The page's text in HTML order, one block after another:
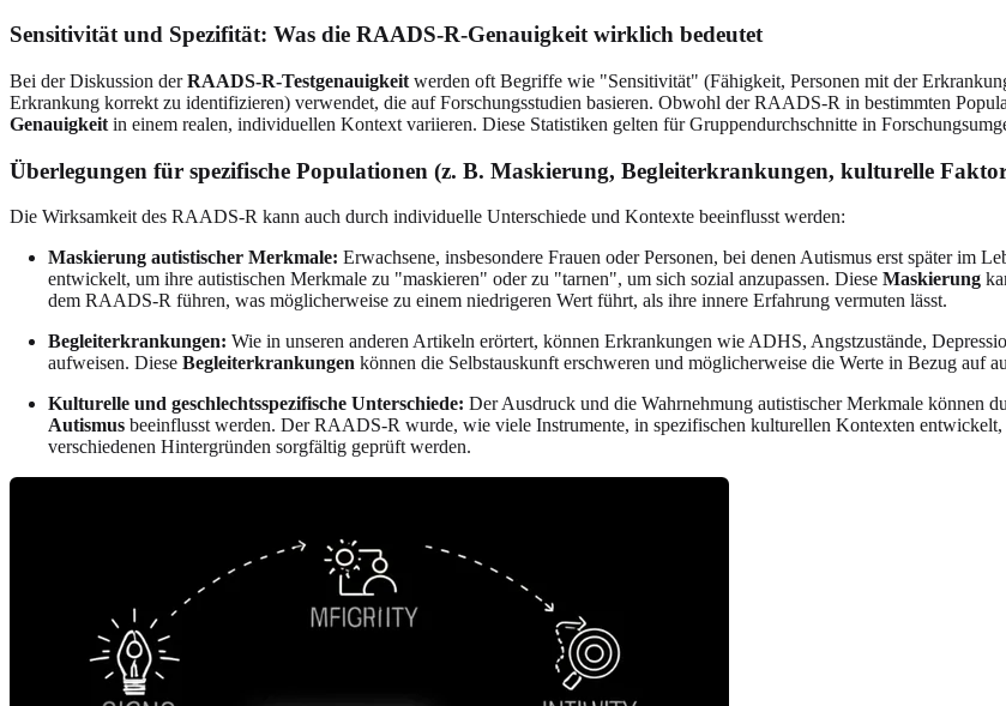
Sensitivität und Spezifität: Was die RAADS-R-Genauigkeit wirklich bedeutet
Bei der Diskussion derRAADS-R-Testgenauigkeit werden oft Begriffe wie "Sensitivität" (Fähigkeit, Personen mit der
Erkrankung korrekt zu identifizieren) verwendet, die auf Forschungsstudien basieren. Obwohl der RAADS-R in bestimmten
Genauigkeit in einem realen, individuellen Kontext variieren. Diese Statistiken gelten für Gruppendurchschnitte in
Überlegungen für spezifische Populationen (z. B. Maskierung, Begleiterkrankungen, kulturelle
Die Wirksamkeit des RAADS-R kann auch durch individuelle Unterschiede und Kontexte beeinflusst werden:
Maskierung autistischer Merkmale: Erwachsene, insbesondere Frauen oder Personen, bei denen Autismus erst später im
entwickelt, um ihre autistischen Merkmale zu "maskieren" oder zu "tarnen", um sich sozial anzupassen. Diese Maskierung
dem RAADS-R führen, was möglicherweise zu einem niedrigeren Wert führt, als ihre innere Erfahrung vermuten lässt.
Begleiterkrankungen: Wie in unseren anderen Artikeln erörtert, können Erkrankungen wie ADHS, Angstzustände,
aufweisen. Diese Begleiterkrankungen können die Selbstauskunft erschweren und möglicherweise die Werte in Bezug auf
Kulturelle und geschlechtsspezifische Unterschiede: Der Ausdruck und die Wahrnehmung autistischer Merkmale können
Autismus beeinflusst werden. Der RAADS-R wurde, wie viele Instrumente, in spezifischen kulturellen Kontexten
verschiedenen Hintergründen sorgfältig geprüft werden.